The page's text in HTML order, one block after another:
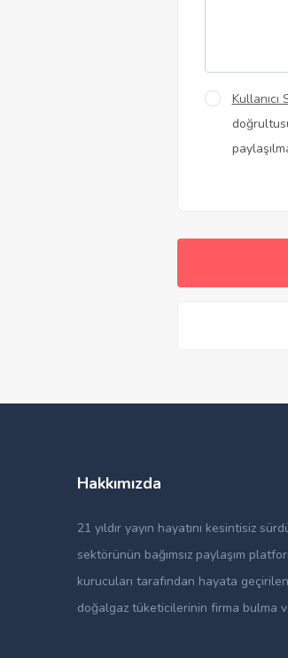
Kullanıcı
Hakkımızda
21 yıldır yayın hayatını kesintisiz
sektörünün bağımsız paylaşım
kurucuları tarafından hayata
doğalgaz tüketicilerinin firma bulma